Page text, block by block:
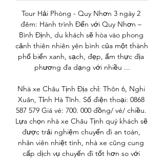
Tour Hải Phòng - Quy Nhơn 3 ngày 2
đêm: Hành trình Đến với Quy Nhơn –
Bình Định, du khách sẽ hòa vào phong
cảnh thiên nhiên yên bình của một thành
phố biển xanh, sạch, đẹp, ẩm thực địa
phương đa dạng với nhiều ...
Nhà xe Châu Tịnh Địa chỉ: Thôn 6, Nghi
Xuân, Tỉnh Hà Tĩnh. Số điện thoại: 0868
587 579 Giá vé: 700. 000 đồng/ vé/ chiều.
Lựa chọn nhà xe Châu Tịnh quý khách sẽ
được trải nghiệm chuyến đi an toàn,
nhân viên nhiệt tình, nhà xe cũng cung
cấp dịch vụ chuyến đi tốt hơn so với